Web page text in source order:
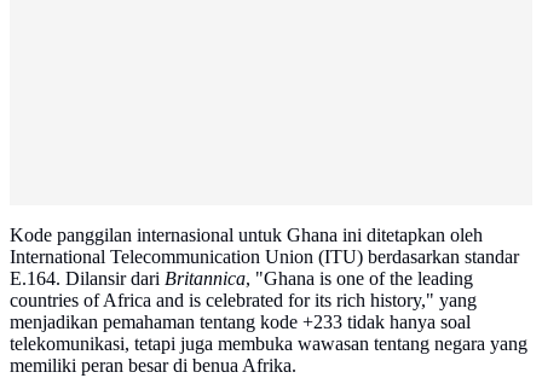
Kode panggilan internasional untuk Ghana ini ditetapkan oleh
International Telecommunication Union (ITU) berdasarkan standar
E.164. Dilansir dari Britannica, "Ghana is one of the leading
countries of Africa and is celebrated for its rich history," yang
menjadikan pemahaman tentang kode +233 tidak hanya soal
telekomunikasi, tetapi juga membuka wawasan tentang negara yang
memiliki peran besar di benua Afrika.